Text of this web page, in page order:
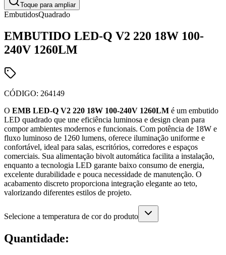
Toque para ampliar
EmbutidosQuadrado
EMBUTIDO LED-Q V2 220 18W 100-
240V 1260LM
CÓDIGO: 264149
O EMB LED-Q V2 220 18W 100-240V 1260LM é um embutido
LED quadrado que une eficiência luminosa e design clean para
compor ambientes modernos e funcionais. Com potência de 18W e
fluxo luminoso de 1260 lumens, oferece iluminação uniforme e
confortável, ideal para salas, escritórios, corredores e espaços
comerciais. Sua alimentação bivolt automática facilita a instalação,
enquanto a tecnologia LED garante baixo consumo de energia,
excelente durabilidade e pouca necessidade de manutenção. O
acabamento discreto proporciona integração elegante ao teto,
valorizando diferentes estilos de projeto.
Selecione a temperatura de cor do produto
Quantidade: